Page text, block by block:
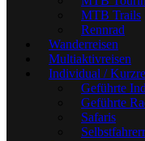
MTB Trails
Rennrad
Wanderreisen
Multiaktivreisen
Individual /
Geführte
Geführte
Safaris